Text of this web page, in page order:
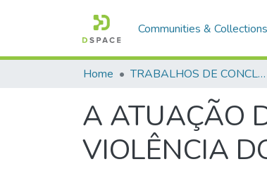
Communities & Collections
Home TRABALHOS DE CONCLUSÃO DE CURSO - CFP (CURSO DE FORMAÇÃO DE PRAÇAS)
A ATUAÇÃO
VIOLÊNCIA